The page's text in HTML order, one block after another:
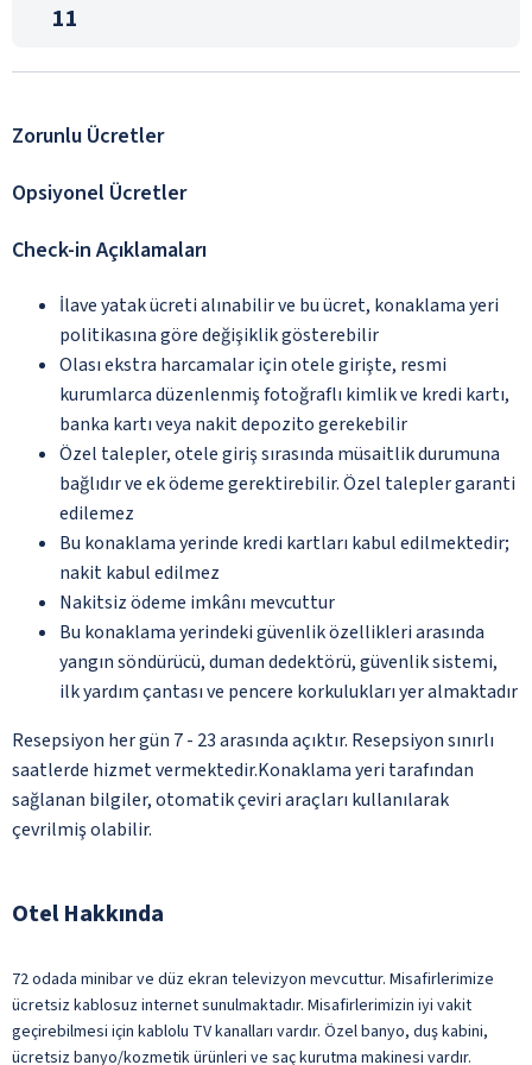
11
Zorunlu Ücretler
Opsiyonel Ücretler
Check-in Açıklamaları
İlave yatak ücreti alınabilir ve bu ücret, konaklama yeri
politikasına göre değişiklik gösterebilir
Olası ekstra harcamalar için otele girişte, resmi
kurumlarca düzenlenmiş fotoğraflı kimlik ve kredi kartı,
banka kartı veya nakit depozito gerekebilir
Özel talepler, otele giriş sırasında müsaitlik durumuna
bağlıdır ve ek ödeme gerektirebilir. Özel talepler garanti
edilemez
Bu konaklama yerinde kredi kartları kabul edilmektedir;
nakit kabul edilmez
Nakitsiz ödeme imkânı mevcuttur
Bu konaklama yerindeki güvenlik özellikleri arasında
yangın söndürücü, duman dedektörü, güvenlik sistemi,
ilk yardım çantası ve pencere korkulukları yer almaktadır
Resepsiyon her gün 7 - 23 arasında açıktır. Resepsiyon sınırlı
saatlerde hizmet vermektedir.Konaklama yeri tarafından
sağlanan bilgiler, otomatik çeviri araçları kullanılarak
çevrilmiş olabilir.
Otel Hakkında
72 odada minibar ve düz ekran televizyon mevcuttur. Misafirlerimize
ücretsiz kablosuz internet sunulmaktadır. Misafirlerimizin iyi vakit
geçirebilmesi için kablolu TV kanalları vardır. Özel banyo, duş kabini,
ücretsiz banyo/kozmetik ürünleri ve saç kurutma makinesi vardır.